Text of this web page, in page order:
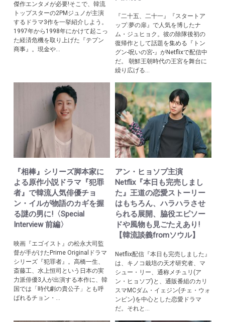
傑作エンタメが必要!そこで、韓流
トップスターの2PMジュノが主演
するドラマ3作を一挙紹介しよう。
1997年から1998年にかけて起こっ
た経済危機を取り上げた『テプン
商事』。現金や...
『二十五、二十一』『スタートア
ップ:夢の扉』で人気を博したナ
ム・ジュヒョク。彼の除隊後初の
復帰作として話題を集める『トン
グン-呪いの宮-』がNetflixで配信中
だ。 朝鮮王朝時代の王宮を舞台に
繰り広げる...
『相棒』シリーズ脚本家に
よる原作小説ドラマ『犯罪
者』で韓流人気俳優チョ
ン・イルが物語のカギを握
る謎の男に!〈Special
Interview 前編〉
映画『エゴイスト』の松永大司監
督が手がけたPrime Originalドラマ
シリーズ『犯罪者』。高橋一生、
斎藤工、水上恒司という日本の実
力派俳優3人が出演する本作に、韓
国では「時代劇の貴公子」とも呼
ばれるチョン・...
アン・ヒョソプ主演
Netflix『本日も完売しまし
た』王道の恋愛ストーリー
はもちろん、ハラハラさせ
られる展開、脇役エピソー
ドや風物も見ごたえあり!
【韓流談義fromソウル】
Netflix配信『本日も完売しました』
は、キノコ栽培の天才研究者、マ
シュー・リー、通称メチュリ(ア
ン・ヒョソプ)と、通販番組のカリ
スマМCダム・イェジン(チェ・ウォ
ンビン)を中心とした恋愛ドラマ
だ。それと...